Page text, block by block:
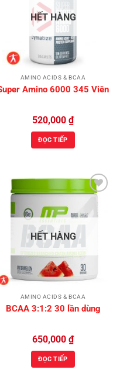
HẾT HÀNG
AMINO ACIDS & BCAA
Amino 6000 345 Viên
520,000 ₫
ĐỌC TIẾP
HẾT HÀNG
AMINO ACIDS & BCAA
BCAA 3:1:2 30 lần dùng
650,000 ₫
ĐỌC TIẾP